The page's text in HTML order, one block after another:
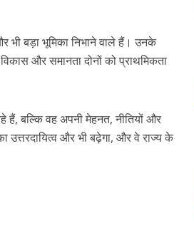
भी बड़ा भूमिका निभाने वाले हैं। उनके
और समानता दोनों को प्राथमिकता
हैं, बल्कि वह अपनी मेहनत, नीतियों और
और भी बढ़ेगा, और वे राज्य के